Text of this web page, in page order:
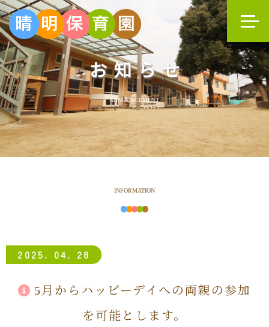
お知らせ
ANNOUNCEMENT
INFORMATION
2025. 04. 28
5月からハッピーデイへの両親の参加
を可能とします。